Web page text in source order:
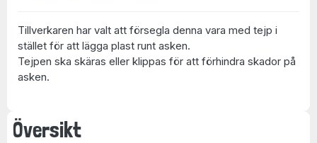
Översikt
Tillverkaren har valt att försegla denna vara med tejp i
stället för att lägga plast runt asken.
Tejpen ska skäras eller klippas för att förhindra skador på
asken.